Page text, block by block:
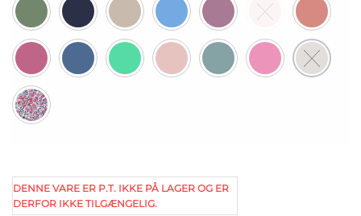
DENNE VARE ER P.T. IKKE PÅ LAGER OG ER
DERFOR IKKE TILGÆNGELIG.